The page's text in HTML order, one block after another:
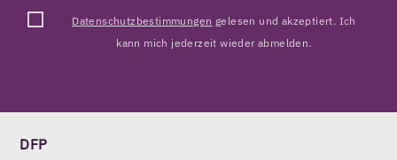
Datenschutzbestimmungen gelesen und akzeptiert. Ich
kann mich jederzeit wieder abmelden.
DFP